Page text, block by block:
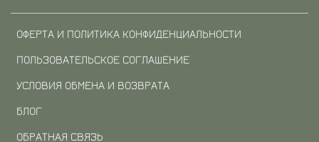
ОФЕРТА И ПОЛИТИКА КОНФИДЕНЦИАЛЬНОСТИ
ПОЛЬЗОВАТЕЛЬСКОЕ СОГЛАШЕНИЕ
УСЛОВИЯ ОБМЕНА И ВОЗВРАТА
БЛОГ
ОБРАТНАЯ СВЯЗЬ